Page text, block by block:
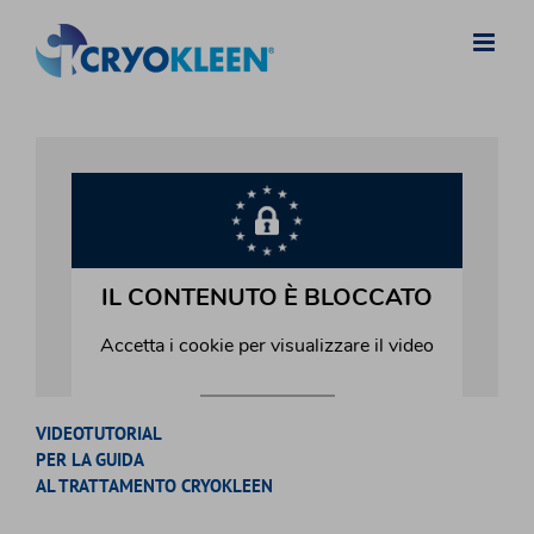
contenuto
VIDEOTUTORIAL
PER LA GUIDA
AL TRATTAMENTO CRYOKLEEN